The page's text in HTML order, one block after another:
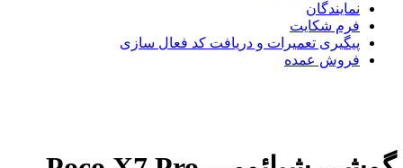
نمایندگان
فرم شکایت
پیگیری تعمیرات و دریافت کد فعال سازی
فروش عمده